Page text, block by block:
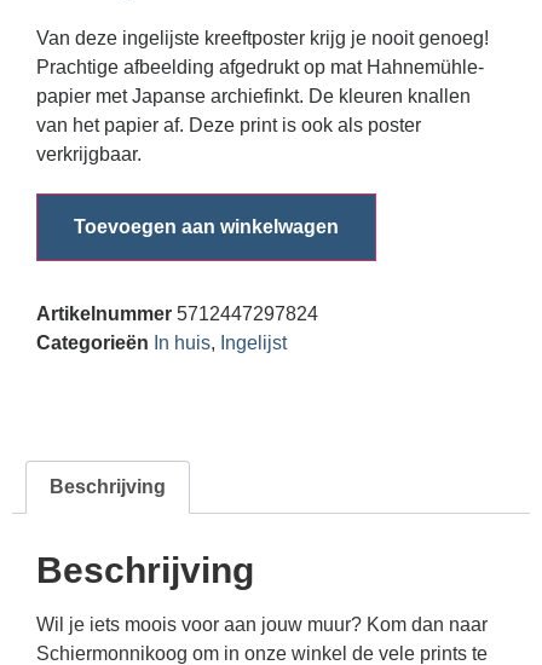
Van deze ingelijste kreeftposter krijg je nooit genoeg!
Prachtige afbeelding afgedrukt op mat Hahnemühle-
papier met Japanse archiefinkt. De kleuren knallen
van het papier af. Deze print is ook als poster
verkrijgbaar.
Toevoegen aan winkelwagen
Artikelnummer 5712447297824
Categorieën In huis, Ingelijst
Beschrijving
Beschrijving
Wil je iets moois voor aan jouw muur? Kom dan naar
Schiermonnikoog om in onze winkel de vele prints te